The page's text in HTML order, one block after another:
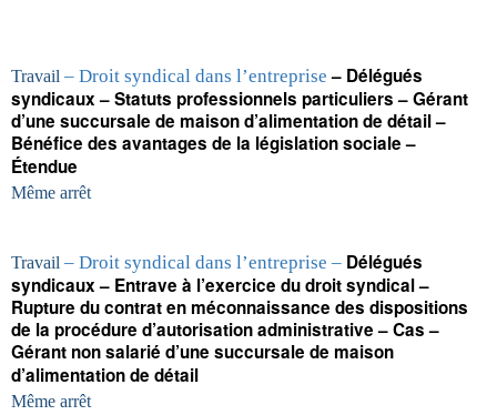
Travail – Droit syndical dans l’entreprise – Délégués
syndicaux – Statuts professionnels particuliers – Gérant
d’une succursale de maison d’alimentation de détail –
Bénéfice des avantages de la législation sociale –
Étendue
Même arrêt
Travail – Droit syndical dans l’entreprise – Délégués
syndicaux – Entrave à l’exercice du droit syndical –
Rupture du contrat en méconnaissance des dispositions
de la procédure d’autorisation administrative – Cas –
Gérant non salarié d’une succursale de maison
d’alimentation de détail
Même arrêt